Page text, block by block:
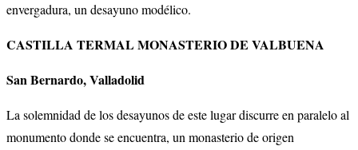
envergadura, un desayuno modélico.
CASTILLA TERMAL MONASTERIO DE VALBUENA
San Bernardo, Valladolid
La solemnidad de los desayunos de este lugar discurre en paralelo al
monumento donde se encuentra, un monasterio de origen